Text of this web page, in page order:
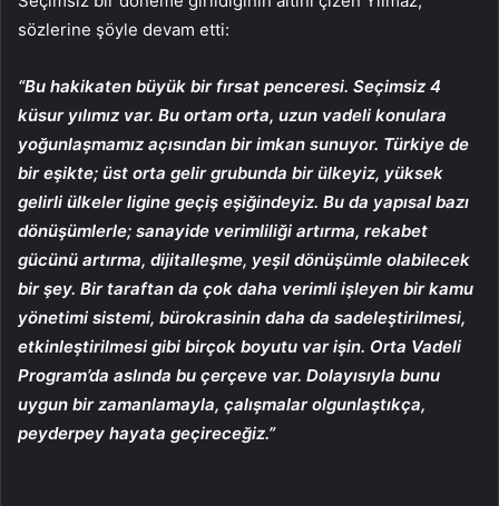
sözlerine şöyle devam etti:
“Bu hakikaten büyük bir fırsat penceresi. Seçimsiz 4
küsur yılımız var. Bu ortam orta, uzun vadeli konulara
yoğunlaşmamız açısından bir imkan sunuyor. Türkiye de
bir eşikte; üst orta gelir grubunda bir ülkeyiz, yüksek
gelirli ülkeler ligine geçiş eşiğindeyiz. Bu da yapısal bazı
dönüşümlerle; sanayide verimliliği artırma, rekabet
gücünü artırma, dijitalleşme, yeşil dönüşümle olabilecek
bir şey. Bir taraftan da çok daha verimli işleyen bir kamu
yönetimi sistemi, bürokrasinin daha da sadeleştirilmesi,
etkinleştirilmesi gibi birçok boyutu var işin. Orta Vadeli
Program’da aslında bu çerçeve var. Dolayısıyla bunu
uygun bir zamanlamayla, çalışmalar olgunlaştıkça,
peyderpey hayata geçireceğiz.”